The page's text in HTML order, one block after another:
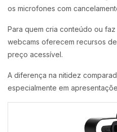
os microfones com
Para quem cria conteúdo ou
webcams oferecem recursos
preço acessível.
A diferença na nitidez
especialmente em